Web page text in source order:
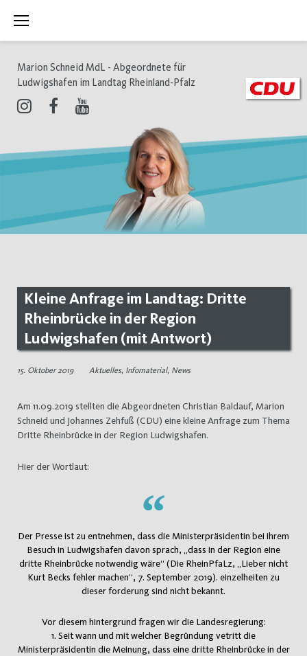
Inhalt
Marion Schneid MdL - Abgeordnete für
Ludwigshafen im Landtag Rheinland-Pfalz
Kleine Anfrage im Landtag: Dritte
Rheinbrücke in der Region
Ludwigshafen (mit Antwort)
15. Oktober 2019 Aktuelles, Infomaterial, News
Am 11.09.2019 stellten die Abgeordneten Christian Baldauf, Marion
Schneid und Johannes Zehfuß (CDU) eine kleine Anfrage zum Thema
Dritte Rheinbrücke in der Region Ludwigshafen.
Hier der Wortlaut:
Der Presse ist zu entnehmen, dass die Ministerpräsidentin bei ihrem
Besuch in Ludwigshafen davon sprach, „dass in der Region eine
dritte Rheinbrücke notwendig wäre“ (Die RheinPfaLz, „Lieber nicht
Kurt Becks fehler machen“, 7. September 2019). einzelheiten zu
dieser forderung sind nicht bekannt.
Vor diesem hintergrund fragen wir die Landesregierung:
1. Seit wann und mit welcher Begründung vetritt die
Ministerpräsidentin die Meinung, dass eine dritte Rheinbrücke in der